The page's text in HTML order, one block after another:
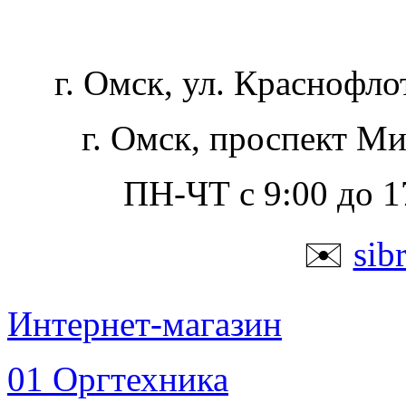
г. Омск, ул.
г. Омск, проспект
ПН-ЧТ с 9:00 до
✉️
Интернет-магазин
01 Оргтехника